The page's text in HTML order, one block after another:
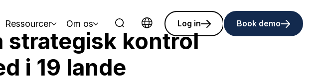
Ressourcer Om os
Choose language
Log in Book demo
strategisk kontrol
i 19 lande